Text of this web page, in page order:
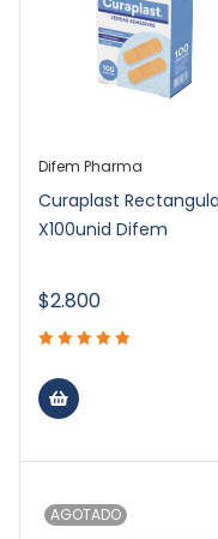
Difem Pharma
Curaplast
X100unid Difem
$2.800
AGOTADO